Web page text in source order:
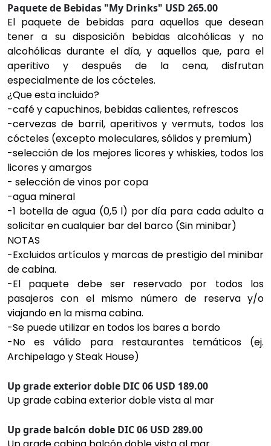
Paquete de Bebidas "My Drinks" USD 265.00
El paquete de bebidas para aquellos que desean
tener a su disposición bebidas alcohólicas y no
alcohólicas durante el día, y aquellos que, para el
aperitivo y después de la cena, disfrutan
especialmente de los cócteles.
¿Que esta incluido?
-café y capuchinos, bebidas calientes, refrescos
-cervezas de barril, aperitivos y vermuts, todos los
cócteles (excepto moleculares, sólidos y premium)
-selección de los mejores licores y whiskies, todos los
licores y amargos
- selección de vinos por copa
-agua mineral
-1 botella de agua (0,5 l) por día para cada adulto a
solicitar en cualquier bar del barco (Sin minibar)
NOTAS
-Excluidos artículos y marcas de prestigio del minibar
de cabina.
-El paquete debe ser reservado por todos los
pasajeros con el mismo número de reserva y/o
viajando en la misma cabina.
-Se puede utilizar en todos los bares a bordo
-No es válido para restaurantes temáticos (ej.
Archipelago y Steak House)
Up grade exterior doble DIC 06 USD 189.00
Up grade cabina exterior doble vista al mar
Up grade balcón doble DIC 06 USD 289.00